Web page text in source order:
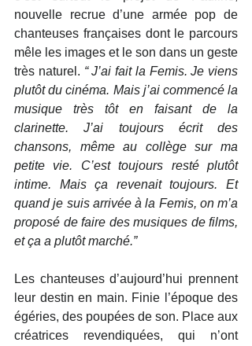
nouvelle recrue d’une armée pop de
chanteuses françaises dont le parcours
mêle les images et le son dans un geste
très naturel. “ J’ai fait la Femis. Je viens
plutôt du cinéma. Mais j’ai commencé la
musique très tôt en faisant de la
clarinette. J’ai toujours écrit des
chansons, même au collège sur ma
petite vie. C’est toujours resté plutôt
intime. Mais ça revenait toujours. Et
quand je suis arrivée à la Femis, on m’a
proposé de faire des musiques de films,
et ça a plutôt marché.”
Les chanteuses d’aujourd’hui prennent
leur destin en main. Finie l’époque des
égéries, des poupées de son. Place aux
créatrices revendiquées, qui n’ont